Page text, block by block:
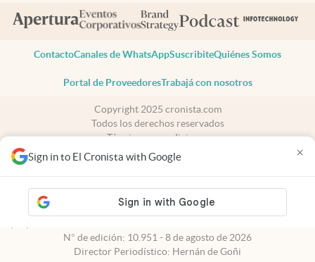
Sign in to El Cronista with Google ×
ContactoCanales de WhatsAppSuscribiteQuiénes Somos
Portal de ProveedoresTrabajá con nosotros
Copyright 2025 cronista.com
Todos los derechos reservados
Términos y condiciones
Privacidad
Consentimiento
cronista.com
es propiedad de El Cronista Comercial S.A Registro de
N° de edición: 10.951 - 8 de agosto de 2026
Director Periodístico: Hernán de Goñi